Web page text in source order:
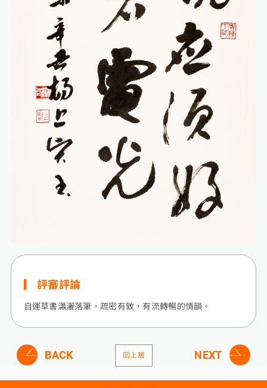
評審評論
自運草書瀟灑落筆，疏密有致，有流轉暢的情韻。
BACK 回上層 NEXT